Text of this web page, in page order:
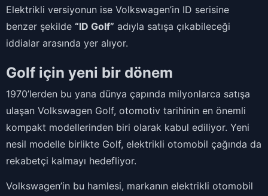
Elektrikli versiyonun ise Volkswagen’in ID serisine
benzer şekilde “ID Golf” adıyla satışa çıkabileceği
iddialar arasında yer alıyor.
Golf için yeni bir dönem
1970’lerden bu yana dünya çapında milyonlarca satışa
ulaşan Volkswagen Golf, otomotiv tarihinin en önemli
kompakt modellerinden biri olarak kabul ediliyor. Yeni
nesil modelle birlikte Golf, elektrikli otomobil çağında da
rekabetçi kalmayı hedefliyor.
Volkswagen’in bu hamlesi, markanın elektrikli otomobil